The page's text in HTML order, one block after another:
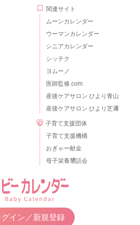
関連サイト
ムーンカレンダー
ウーマンカレンダー
シニアカレンダー
シッテク
ヨムーノ
医師監修.com
産後ケアサロン ひより青山
産後ケアサロン ひより芝浦
子育て支援団体
子育て支援機構
おぎゃー献金
母子栄養懇話会
グイン／新規登録